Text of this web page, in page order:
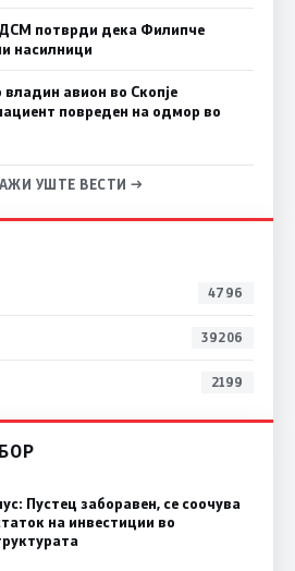
потврди дека Филипче
насилници
авион во Скопје
повреден на одмор во
УШТЕ ВЕСТИ →
4796
39206
2199
Пустец заборавен, се соочува
на инвестиции во